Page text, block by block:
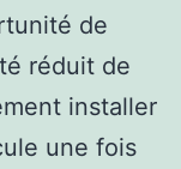
de
réduit de
installer
une fois